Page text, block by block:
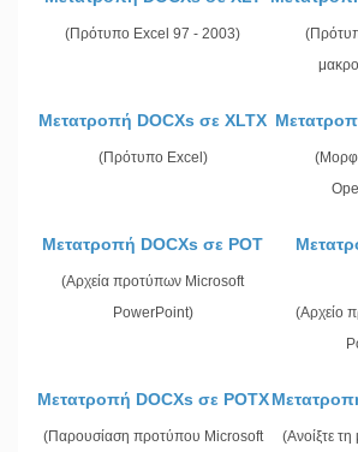
(Πρότυπο Excel 97 - 2003)
Μετατροπή DOCXs σε XLTX
(Πρότυπο Excel)
Μετατροπή DOCXs σε POT
(Αρχεία προτύπων Microsoft
PowerPoint)
(Αρχείο
Μετατροπή DOCXs σε POTX
(Παρουσίαση προτύπου Microsoft
(Ανοίξτε